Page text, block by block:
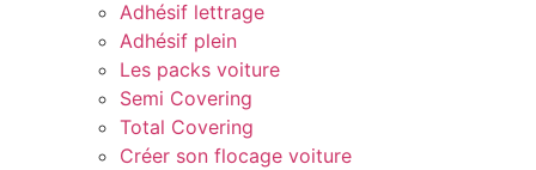
Adhésif lettrage
Adhésif plein
Les packs voiture
Semi Covering
Total Covering
Créer son flocage voiture